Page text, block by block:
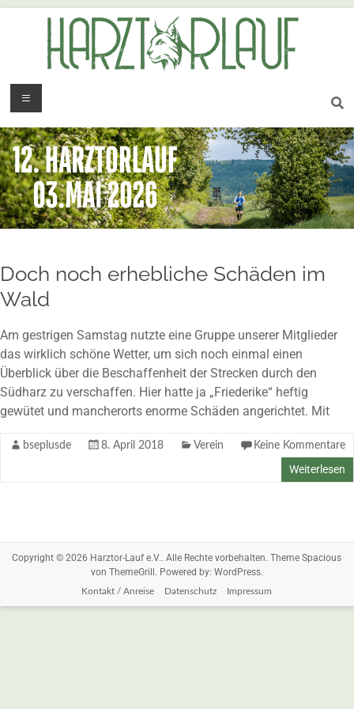
Doch noch erhebliche Schäden im
Wald
Am gestrigen Samstag nutzte eine Gruppe unserer Mitglieder
das wirklich schöne Wetter, um sich noch einmal einen
Überblick über die Beschaffenheit der Strecken durch den
Südharz zu verschaffen. Hier hatte ja „Friederike“ heftig
gewütet und mancherorts enorme Schäden angerichtet. Mit
bseplusde 8. April 2018 Verein Keine Kommentare
Weiterlesen
Copyright © 2026 Harztor-Lauf e.V.. Alle Rechte vorbehalten. ThemeSpacious
von ThemeGrill. Powered by: WordPress.
Kontakt / Anreise Datenschutz Impressum